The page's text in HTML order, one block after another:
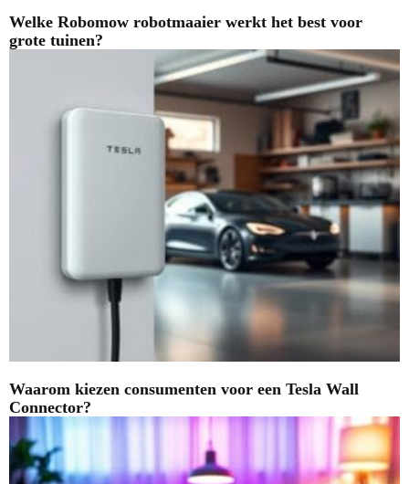
Welke Robomow robotmaaier werkt het best voor
grote tuinen?
Waarom kiezen consumenten voor een Tesla Wall
Connector?